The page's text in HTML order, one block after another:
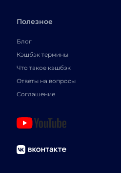
Полезное
Блог
Кэшбэк термины
Что такое кэшбэк
Ответы на вопросы
Соглашение